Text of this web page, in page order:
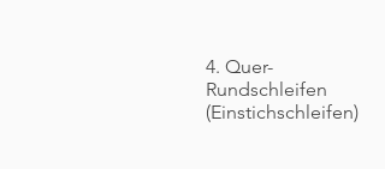
4. Quer-
Rundschleifen
(Einstichschleifen)